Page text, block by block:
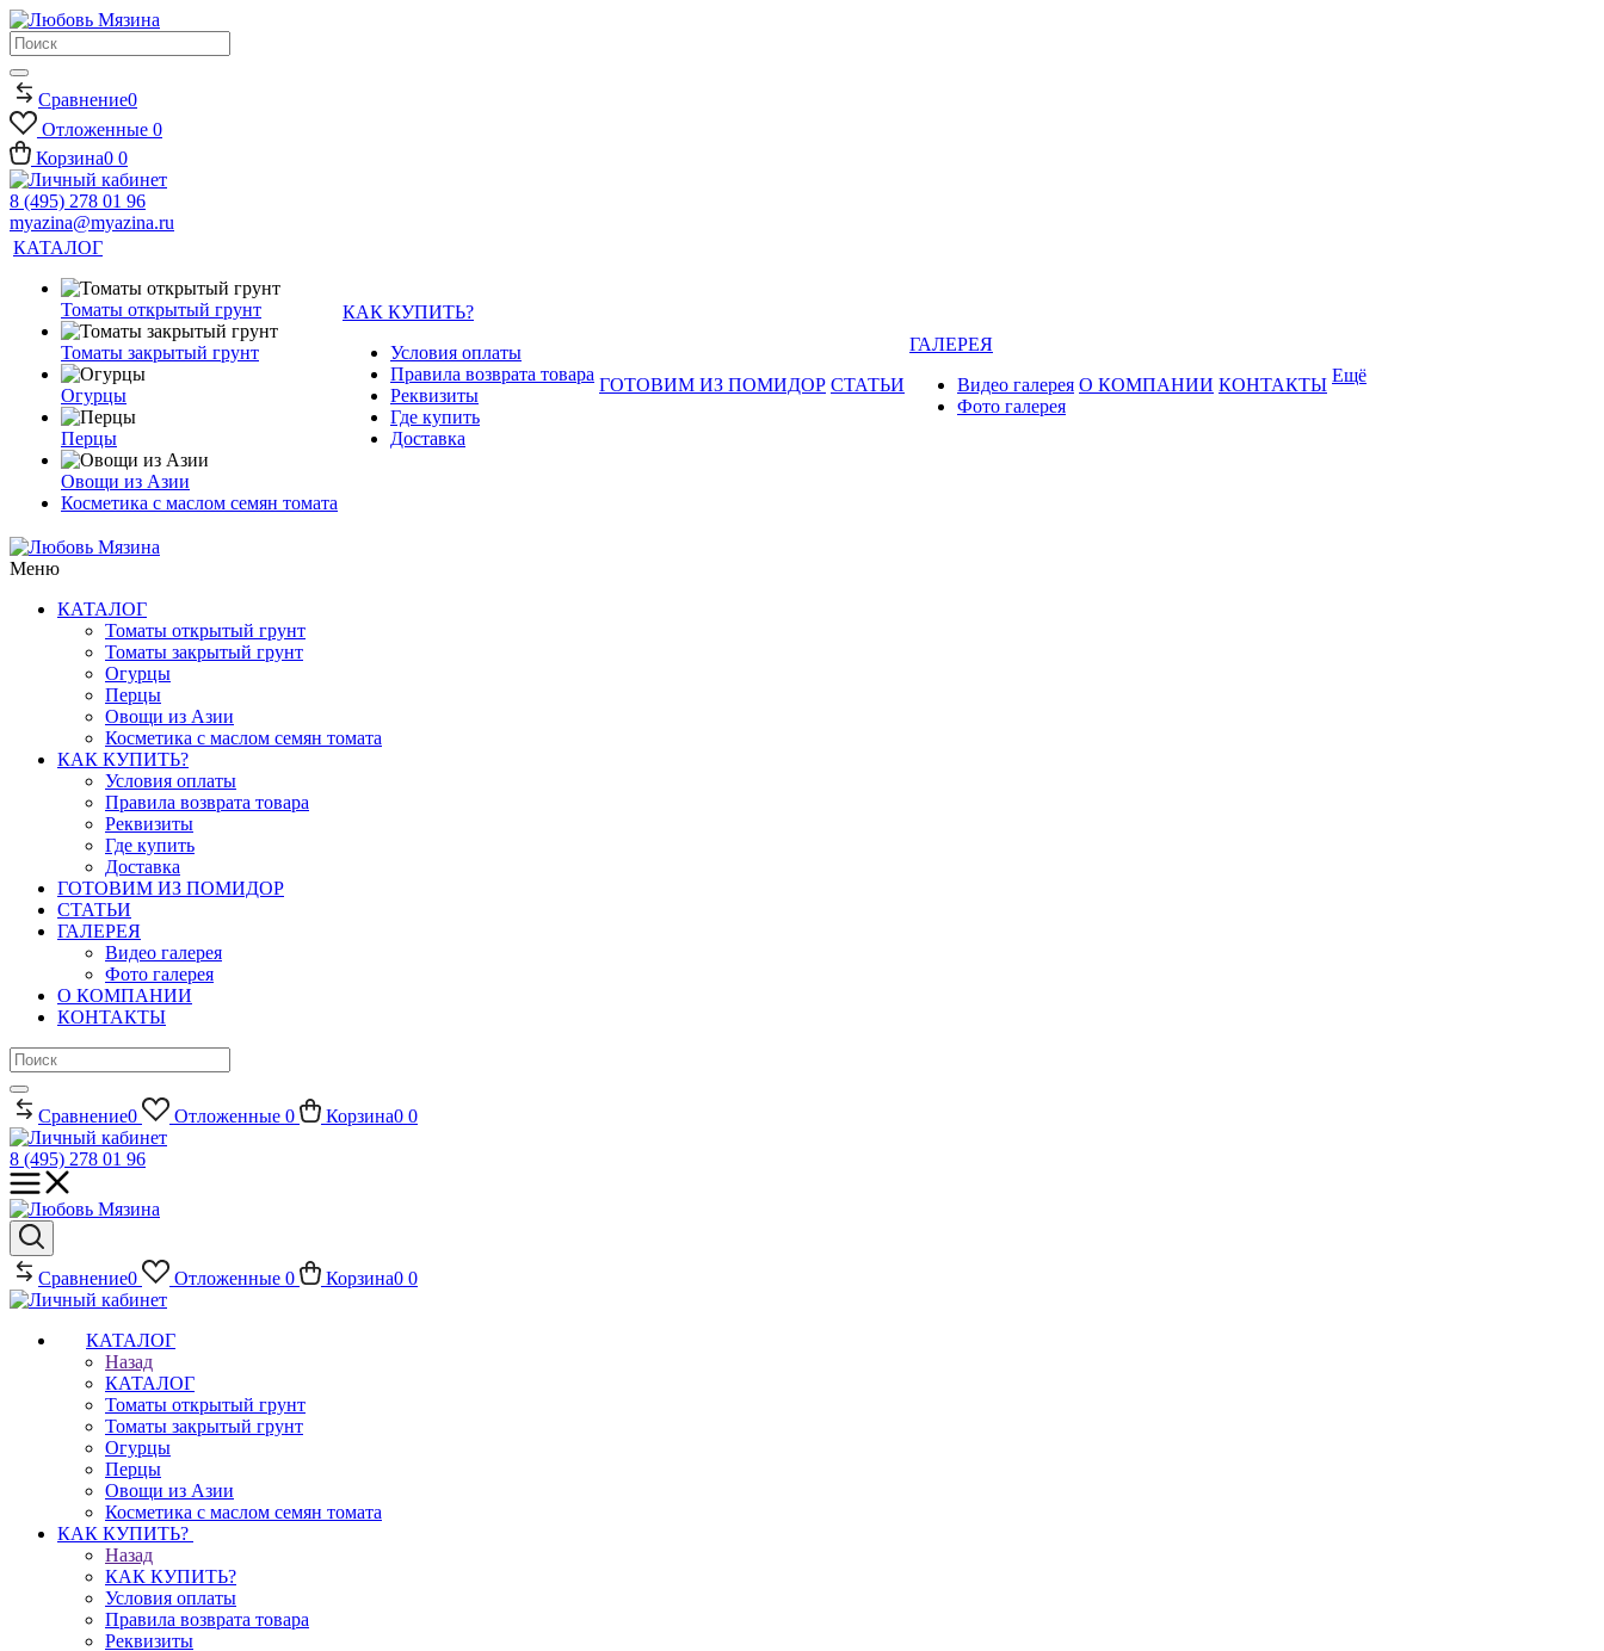
Сравнение0
Отложенные 0
Корзина0 0
8 (495) 278 01 96
myazina@myazina.ru
КАТАЛОГ
Томаты открытый грунт
Томаты закрытый грунт
Огурцы
Перцы
Овощи из Азии
Косметика с маслом семян томата
КАК КУПИТЬ?
Условия оплаты
Правила возврата товара
Реквизиты
Где купить
Доставка
ГОТОВИМ ИЗ ПОМИДОР СТАТЬИ
ГАЛЕРЕЯ
Видео галерея
Фото галерея
О КОМПАНИИ КОНТАКТЫ Ещё
Меню
КАТАЛОГ
Томаты открытый грунт
Томаты закрытый грунт
Огурцы
Перцы
Овощи из Азии
Косметика с маслом семян томата
КАК КУПИТЬ?
Условия оплаты
Правила возврата товара
Реквизиты
Где купить
Доставка
ГОТОВИМ ИЗ ПОМИДОР
СТАТЬИ
ГАЛЕРЕЯ
Видео галерея
Фото галерея
О КОМПАНИИ
КОНТАКТЫ
Сравнение0 Отложенные 0 Корзина0 0
8 (495) 278 01 96
Сравнение0 Отложенные 0 Корзина0 0
КАТАЛОГ
Назад
КАТАЛОГ
Томаты открытый грунт
Томаты закрытый грунт
Огурцы
Перцы
Овощи из Азии
Косметика с маслом семян томата
КАК КУПИТЬ?
Назад
КАК КУПИТЬ?
Условия оплаты
Правила возврата товара
Реквизиты